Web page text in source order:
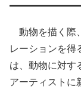
動物を描く際
レーションを得
は、動物に対す
アーティストに